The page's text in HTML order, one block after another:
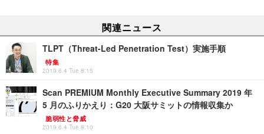
関連ニュース
TLPT（Threat-Led Penetration Test）実施手順
特集
2019.6.4 Tue 8:15
Scan PREMIUM Monthly Executive Summary 2019 年
5 月のふりかえり：G20 大阪サミットの情報収集か
脆弱性と脅威
2019.6.4 Tue 8:10